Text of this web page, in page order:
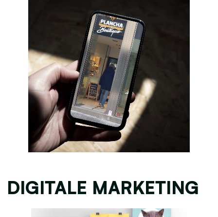
DIGITALE MARKETING